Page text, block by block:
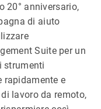
20° anniversario,
di aiuto
Suite per un
strumenti
rapidamente e
lavoro da remoto,